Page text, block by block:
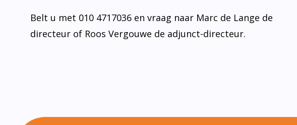
Belt u met 010 4717036 en vraag naar Marc de Lange de
directeur of Roos Vergouwe de adjunct-directeur.